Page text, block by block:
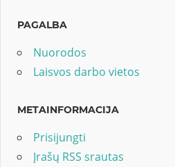
PAGALBA
Nuorodos
Laisvos darbo vietos
METAINFORMACIJA
Prisijungti
Įrašų RSS srautas